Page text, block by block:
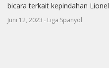
bicara terkait kepindahan Lionel
Juni 12, 2023 - Liga Spanyol